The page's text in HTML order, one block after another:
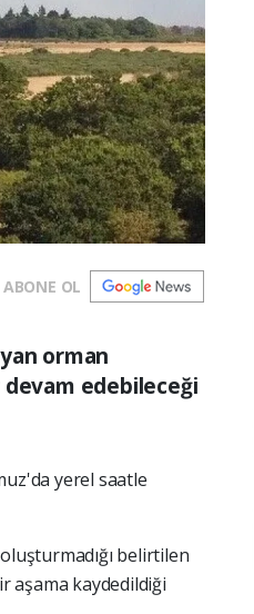
ABONE OL
orman
devam edebileceği
yerel saatle
belirtilen
aşama kaydedildiği